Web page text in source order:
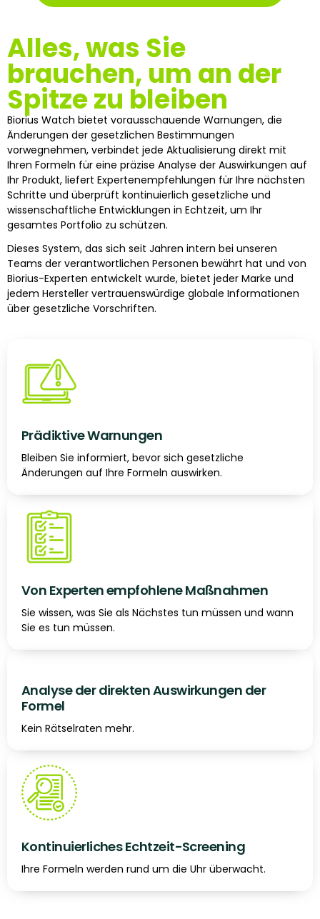
Alles, was Sie
brauchen, um an der
Spitze zu bleiben
Biorius Watch bietet vorausschauende Warnungen, die
Änderungen der gesetzlichen Bestimmungen
vorwegnehmen, verbindet jede Aktualisierung direkt mit
Ihren Formeln für eine präzise Analyse der Auswirkungen auf
Ihr Produkt, liefert Expertenempfehlungen für Ihre nächsten
Schritte und überprüft kontinuierlich gesetzliche und
wissenschaftliche Entwicklungen in Echtzeit, um Ihr
gesamtes Portfolio zu schützen.
Dieses System, das sich seit Jahren intern bei unseren
Teams der verantwortlichen Personen bewährt hat und von
Biorius-Experten entwickelt wurde, bietet jeder Marke und
jedem Hersteller vertrauenswürdige globale Informationen
über gesetzliche Vorschriften.
Prädiktive Warnungen
Bleiben Sie informiert, bevor sich gesetzliche
Änderungen auf Ihre Formeln auswirken.
Von Experten empfohlene Maßnahmen
Sie wissen, was Sie als Nächstes tun müssen und wann
Sie es tun müssen.
Analyse der direkten Auswirkungen der
Formel
Kein Rätselraten mehr.
Kontinuierliches Echtzeit-Screening
Ihre Formeln werden rund um die Uhr überwacht.